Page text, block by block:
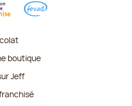
boutique
Jeff